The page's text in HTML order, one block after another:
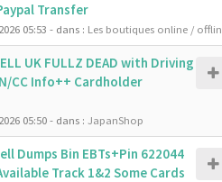
Transfer
05:53 - dans : Les boutiques online /
UK FULLZ DEAD with Driving
CC Info++ Cardholder
05:50- dans : JapanShop
Dumps Bin EBTs+Pin 622044
Track 1&2 Some Cards